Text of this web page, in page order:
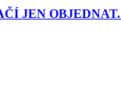
JEN OBJEDNAT.